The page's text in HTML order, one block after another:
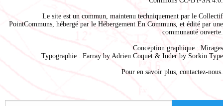
Le site est un commun, maintenu techniquement par le Collectif
PointCommuns , hébergé par le Hébergement En Communs , et édité par une
communauté ouverte.
Conception graphique : Mirages
Typographie : Farray by Adrien Coquet & Inder by Sorkin Type
Pour en savoir plus, contactez-nous